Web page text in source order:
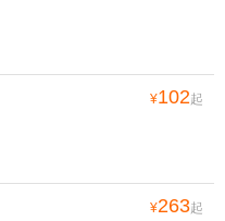
¥102起
¥263起